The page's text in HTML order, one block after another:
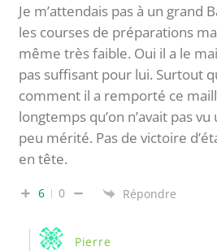
Je m’attendais pas à un grand
les courses de préparations
même très faible. Oui il a le
pas suffisant pour lui. Surtout
comment il a remporté ce
longtemps qu’on n’avait pas
peu mérité. Pas de victoire
en tête.
6 0 Répondre
Pierre